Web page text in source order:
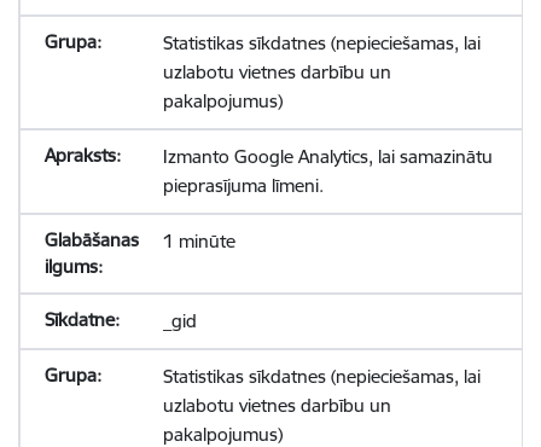
Statistikas sīkdatnes (nepieciešamas, lai
uzlabotu vietnes darbību un
pakalpojumus)
Izmanto Google Analytics, lai samazinātu
pieprasījuma līmeni.
1 minūte
_gid
Statistikas sīkdatnes (nepieciešamas, lai
uzlabotu vietnes darbību un
pakalpojumus)